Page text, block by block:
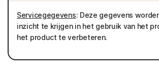
Servicegegevens: Deze gegevens
inzicht te krijgen in het gebruik van het
het product te verbeteren.